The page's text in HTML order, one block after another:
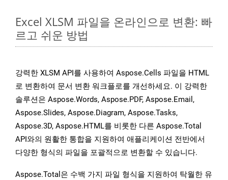
Excel XLSM 파일을 온라인으로 변환: 빠
르고 쉬운 방법
강력한 XLSM API를 사용하여 Aspose.Cells 파일을 HTML
로 변환하여 문서 변환 워크플로를 개선하세요. 이 강력한
솔루션은 Aspose.Words, Aspose.PDF, Aspose.Email,
Aspose.Slides, Aspose.Diagram, Aspose.Tasks,
Aspose.3D, Aspose.HTML를 비롯한 다른 Aspose.Total
API와의 원활한 통합을 지원하여 애플리케이션 전반에서
다양한 형식의 파일을 포괄적으로 변환할 수 있습니다.
Aspose.Total은 수백 가지 파일 형식을 지원하여 탁월한 유